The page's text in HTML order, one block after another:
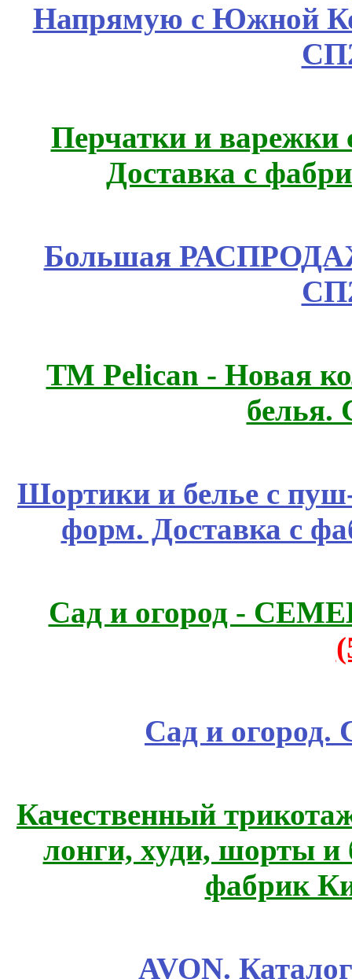
Напрямую с Южной
Перчатки и варежки
Доставка с
Большая
ТМ Pelican - Новая
белья.
Шортики и белье с
форм. Доставка с
Сад и огород -
Сад и огород.
Качественный
лонги, худи, шорты
фабрик
AVON.